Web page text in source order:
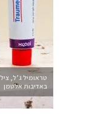
טראומיל ג’ל,
באדיבות אלטמן